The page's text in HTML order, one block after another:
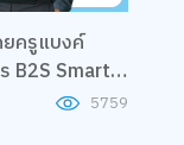
ยครูแบงค์
5759